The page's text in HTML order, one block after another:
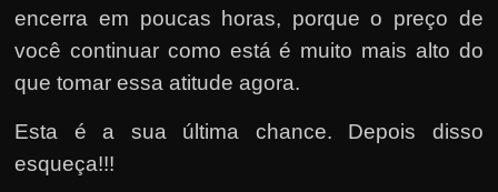
encerra em poucas horas, porque o preço de
você continuar como está é muito mais alto do
que tomar essa atitude agora.
Esta é a sua última chance. Depois disso
esqueça!!!